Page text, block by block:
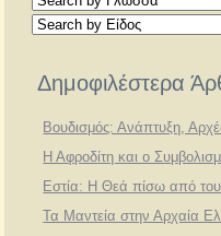
Δημοφιλέστερα
Βουδισμός: Ανάπτυξη,
Η Αφροδίτη και ο
Εστία: Η Θεά πίσω από
Τα Μαντεία στην Αρχαία